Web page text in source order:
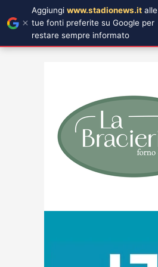
Aggiungi www.stadionews.it alle
tue fonti preferite su Google per
restare sempre informato